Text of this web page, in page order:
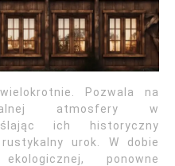
Pozwala na
atmosfery w
ich historyczny
urok. W dobie
ponowne